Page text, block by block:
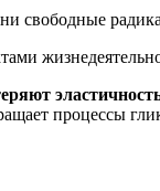
свободные
процессы